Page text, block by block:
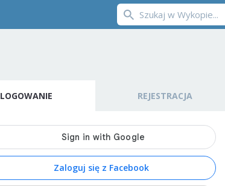
LOGOWANIE REJESTRACJA
Zaloguj się z Facebook